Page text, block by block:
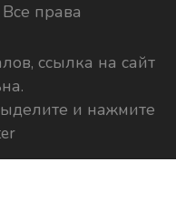
права
ссылка на сайт
и нажмите